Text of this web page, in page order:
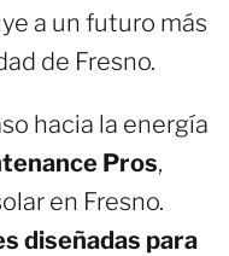
a un futuro más
de Fresno.
hacia la energía
Pros,
en Fresno.
diseñadas para